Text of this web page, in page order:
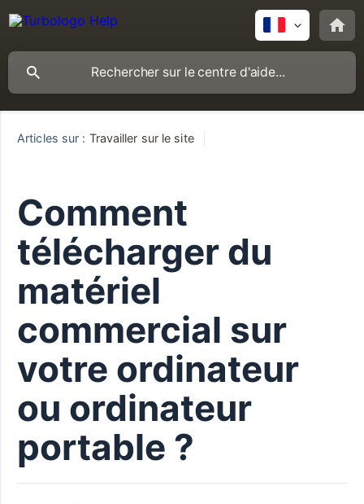
Articles sur : Travailler sur le site
Comment
télécharger du
matériel
commercial sur
votre ordinateur
ou ordinateur
portable ?